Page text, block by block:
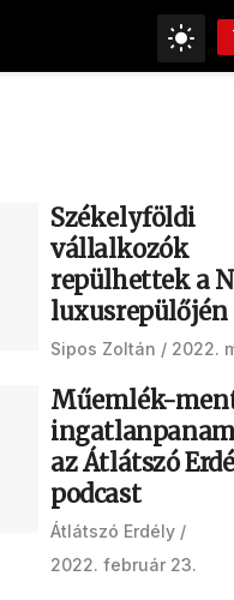
Székelyföldi
vállalkozók
repülhettek a
luxusrepülőjén
Sipos Zoltán 2022.
Műemlék-
az Átlátszó
podcast
Átlátszó Erdély
2022. február 23.